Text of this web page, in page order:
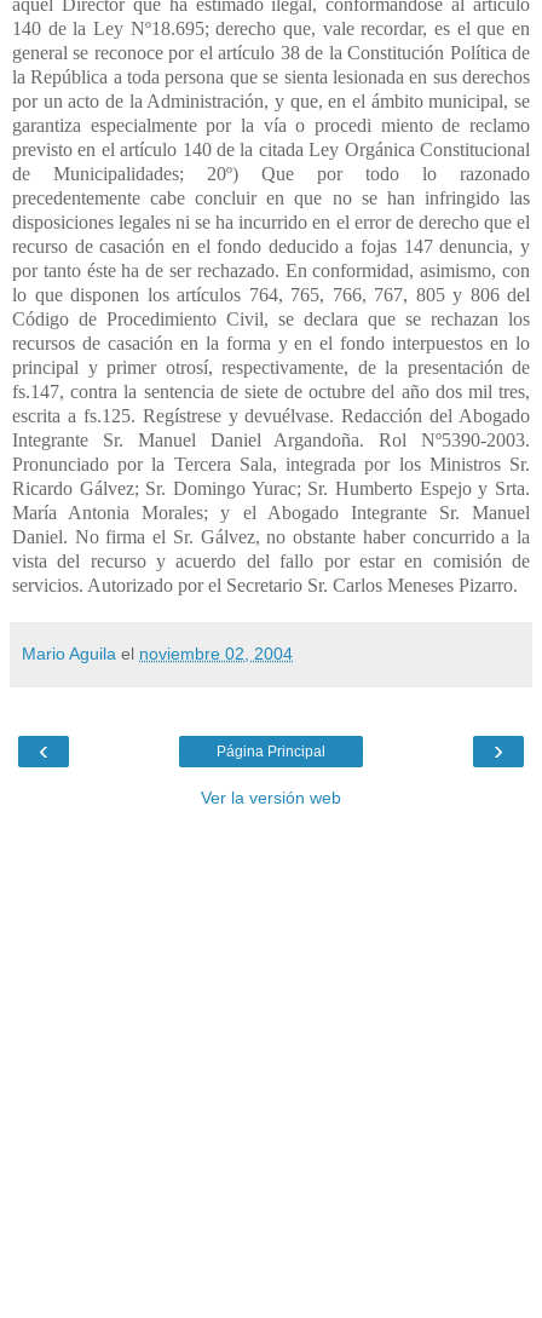
Mario Aguila el noviembre 02, 2004
‹ ›
Página Principal
Ver la versión web